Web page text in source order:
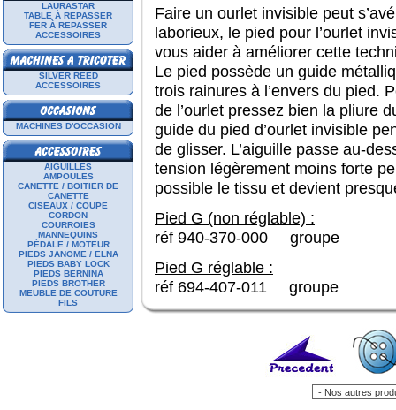
LAURASTAR
TABLE À REPASSER
FER À REPASSER
ACCESSOIRES
SILVER REED
ACCESSOIRES
MACHINES D'OCCASION
AIGUILLES
AMPOULES
CANETTE / BOITIER DE
CANETTE
CISEAUX / COUPE
CORDON
COURROIES
MANNEQUINS
PÉDALE / MOTEUR
PIEDS JANOME / ELNA
PIEDS BABY LOCK
PIEDS BERNINA
PIEDS BROTHER
MEUBLE DE COUTURE
FILS
Faire un ourlet invisible peut
laborieux, le pied pour l’ourlet
vous aider à améliorer cette
Le pied possède un guide
trois rainures à l’envers du pied.
de l’ourlet pressez bien la pliure
guide du pied d’ourlet invisible
de glisser. L’aiguille passe au-
tension légèrement moins forte
possible le tissu et devient
Pied G (non réglable) :
réf 940-370-000
Pied G réglable :
réf 694-407-011